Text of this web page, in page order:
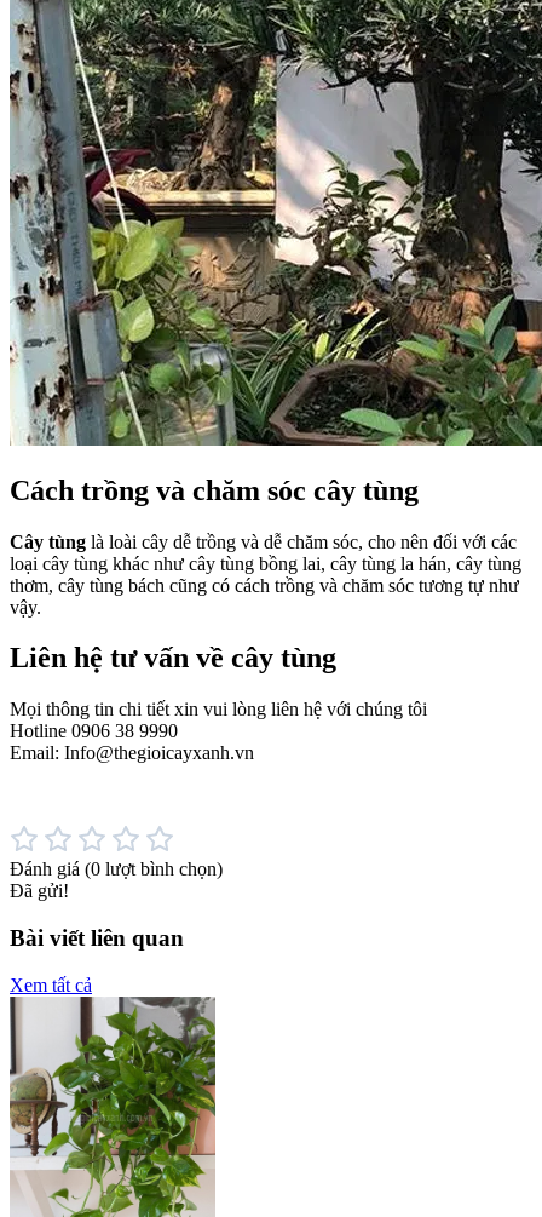
Cách trồng và chăm sóc cây tùng
Cây tùng là loài cây dễ trồng và dễ chăm sóc, cho nên đối với các
loại cây tùng khác như cây tùng bồng lai, cây tùng la hán, cây tùng
thơm, cây tùng bách cũng có cách trồng và chăm sóc tương tự như
vậy.
Liên hệ tư vấn về cây tùng
Mọi thông tin chi tiết xin vui lòng liên hệ với chúng tôi
Hotline 0906 38 9990
Email: Info@thegioicayxanh.vn
Đánh giá (0 lượt bình chọn)
Đã gửi!
Bài viết liên quan
Xem tất cả